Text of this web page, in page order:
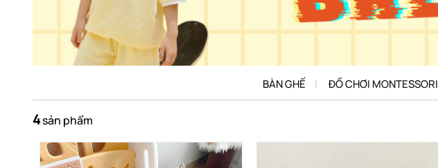
BÀN GHẾ ĐỒ CHƠI MONTESSORI
4sản phẩm